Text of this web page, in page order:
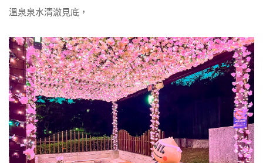
溫泉泉水清澈見底，